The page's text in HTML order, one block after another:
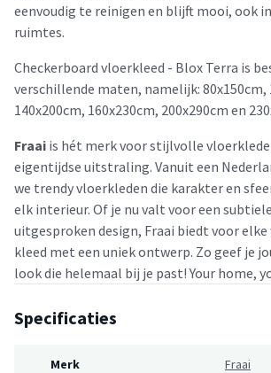
eenvoudig te reinigen en blijft mooi, ook
ruimtes.
Checkerboard vloerkleed - Blox Terra is
verschillende maten, namelijk: 80x150cm,
140x200cm, 160x230cm, 200x290cm en
Fraai is hét merk voor stijlvolle
eigentijdse uitstraling. Vanuit een
we trendy vloerkleden die karakter en
elk interieur. Of je nu valt voor een
uitgesproken design, Fraai biedt voor
kleed met een uniek ontwerp. Zo geef je
look die helemaal bij je past! Your home,
Specificaties
Merk Fraai